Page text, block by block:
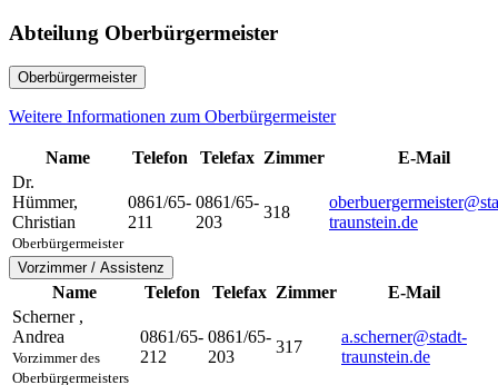
Abteilung Oberbürgermeister
Oberbürgermeister
Weitere Informationen zum Oberbürgermeister
Name Telefon Telefax Zimmer
E-Mail
Dr.
Hümmer,
Christian
Oberbürgermeister
0861/65-
211
0861/65-
203
318
traunstein.de
Vorzimmer / Assistenz
Name Telefon Telefax Zimmer
E-Mail
Scherner ,
Andrea
Vorzimmer des
Oberbürgermeisters
0861/65-
212
0861/65-
203
317
a.scherner@stadt-
traunstein.de